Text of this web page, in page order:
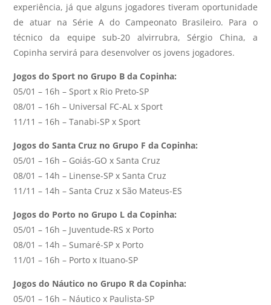
experiência, já que alguns jogadores tiveram oportunidade
de atuar na Série A do Campeonato Brasileiro. Para o
técnico da equipe sub-20 alvirrubra, Sérgio China, a
Copinha servirá para desenvolver os jovens jogadores.
Jogos do Sport no Grupo B da Copinha:
05/01 – 16h – Sport x Rio Preto-SP
08/01 – 16h – Universal FC-AL x Sport
11/11 – 16h – Tanabi-SP x Sport
Jogos do Santa Cruz no Grupo F da Copinha:
05/01 – 16h – Goiás-GO x Santa Cruz
08/01 – 14h – Linense-SP x Santa Cruz
11/11 – 14h – Santa Cruz x São Mateus-ES
Jogos do Porto no Grupo L da Copinha:
05/01 – 16h – Juventude-RS x Porto
08/01 – 14h – Sumaré-SP x Porto
11/01 – 16h – Porto x Ituano-SP
Jogos do Náutico no Grupo R da Copinha:
05/01 – 16h – Náutico x Paulista-SP